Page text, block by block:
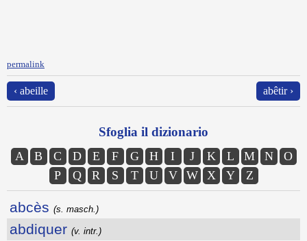
permalink
‹ abeille abêtir ›
Sfoglia il dizionario
A B C D E F G H I J K L M N
O
P
Q R S T U V W X Y Z
abcès (s. masch.)
abdiquer (v. intr.)